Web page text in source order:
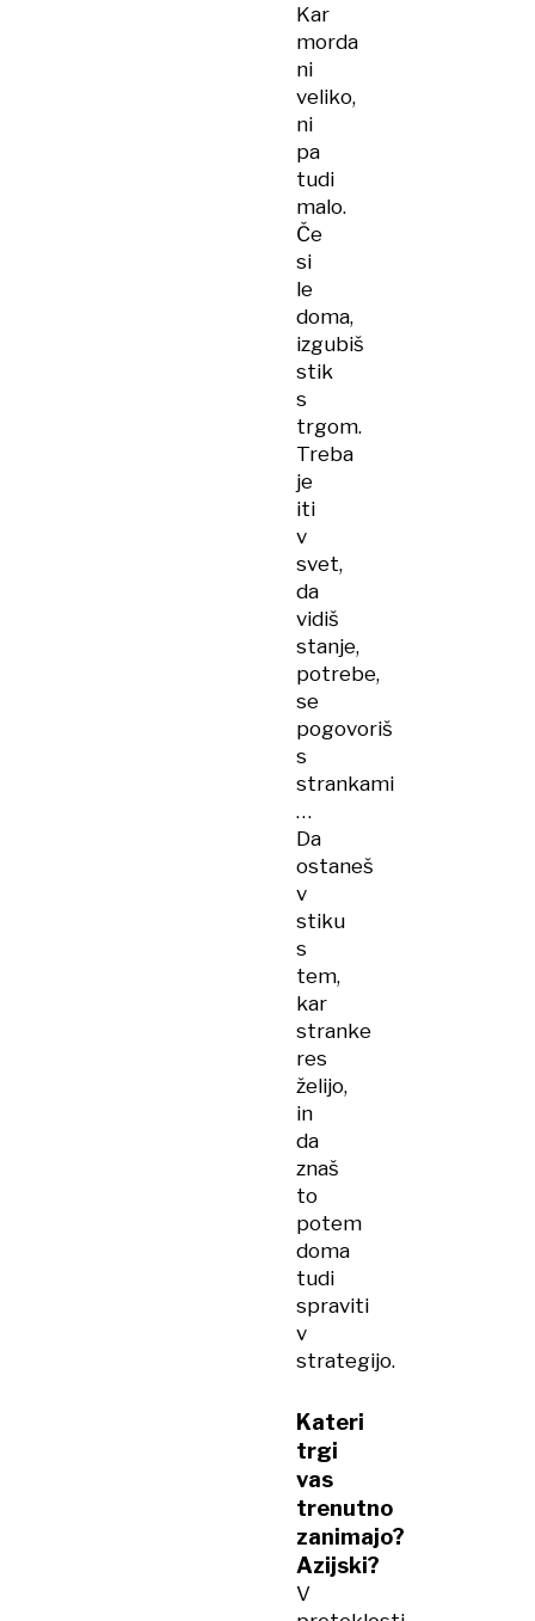
Kar
morda
ni
veliko,
ni
pa
tudi
malo.
Če
si
le
doma,
izgubiš
stik
s
trgom.
Treba
je
iti
v
svet,
da
vidiš
stanje,
potrebe,
se
pogovoriš
s
strankami
…
Da
ostaneš
v
stiku
s
tem,
kar
stranke
res
želijo,
in
da
znaš
to
potem
doma
tudi
spraviti
v
strategijo.
Kateri
trgi
vas
trenutno
zanimajo?
Azijski?
V